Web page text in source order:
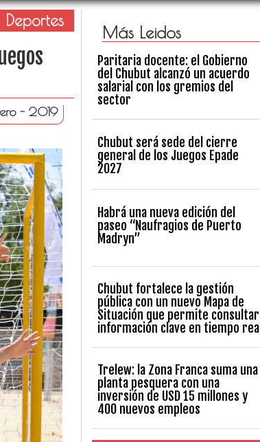
Deportes
- 2019
Más Leidos
Paritaria docente: el Gobierno
del Chubut alcanzó un acuerdo
salarial con los gremios del
sector
Chubut será sede del cierre
general de los Juegos Epade
2027
Habrá una nueva edición del
paseo “Naufragios de Puerto
Madryn”
Chubut fortalece la gestión
pública con un nuevo Mapa de
Situación que permite consultar
información clave en tiempo real
Trelew: la Zona Franca suma una
planta pesquera con una
inversión de USD 15 millones y
400 nuevos empleos